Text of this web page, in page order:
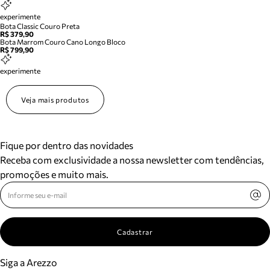
experimente
Bota Classic Couro Preta
R$ 379,90
Bota Marrom Couro Cano Longo Bloco
R$ 799,90
experimente
Veja mais produtos
Fique por dentro das novidades
Receba com exclusividade a nossa newsletter com tendências,
promoções e muito mais.
Cadastrar
Siga a Arezzo